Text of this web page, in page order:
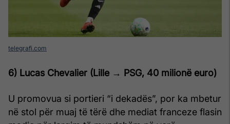
telegrafi.com
6) Lucas Chevalier (Lille → PSG, 40 milionë euro)
U promovua si portieri “i dekadës”, por ka mbetur
në stol për muaj të tërë dhe mediat franceze flasin